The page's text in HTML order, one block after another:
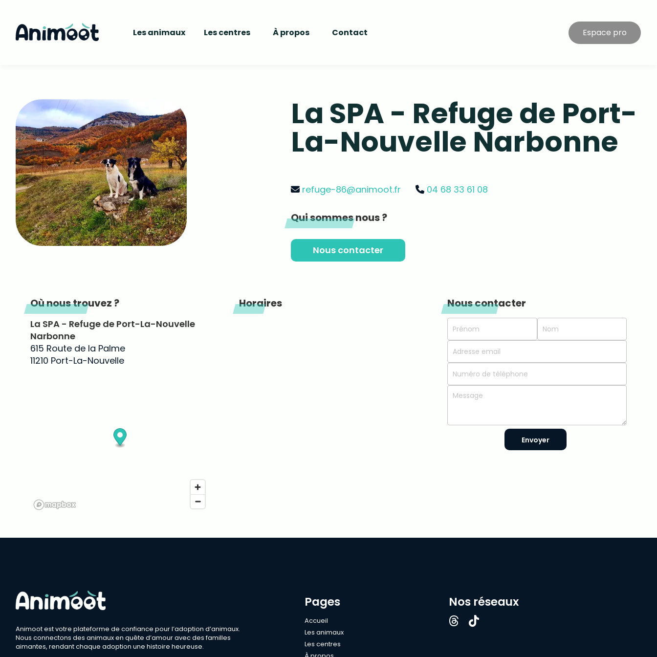
Les animaux Les centres À propos Contact Espace pro
La SPA - Refuge de Port-
La-Nouvelle Narbonne
refuge-86@animoot.fr 04 68 33 61 08
Qui sommes nous ?
Nous contacter
Où nous trouvez ?
La SPA - Refuge de Port-La-Nouvelle
Narbonne
615 Route de la Palme
11210 Port-La-Nouvelle
Horaires Nous contacter
Envoyer
Animoot est votre plateforme de confiance pour l’adoption d’animaux.
Nous connectons des animaux en quête d’amour avec des familles
aimantes, rendant chaque adoption une histoire heureuse.
Pages
Accueil
Les animaux
Les centres
Nos réseaux